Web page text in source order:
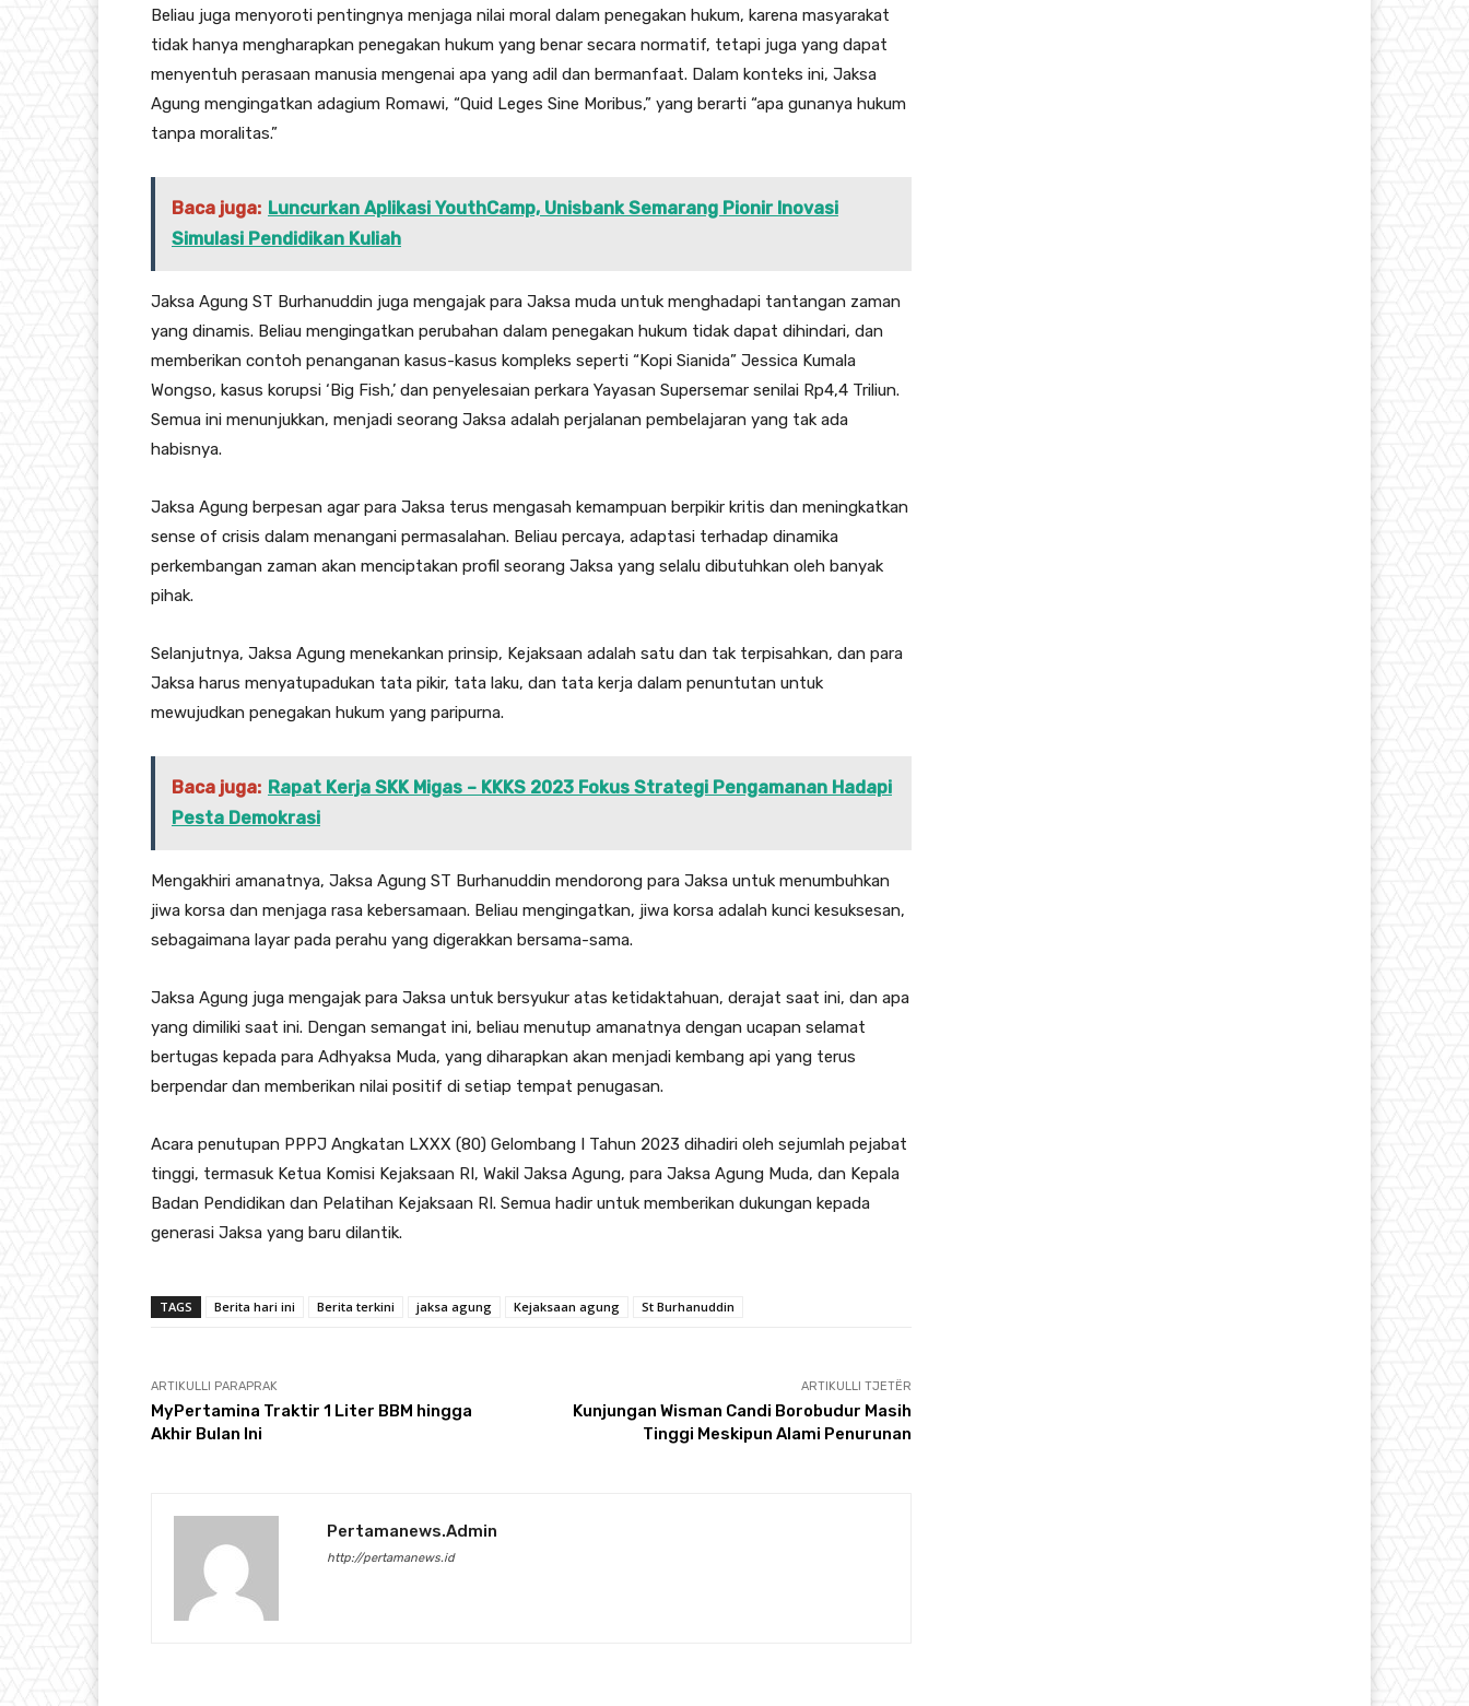
Beliau juga menyoroti pentingnya menjaga nilai moral dalam penegakan hukum, karena masyarakat
tidak hanya mengharapkan penegakan hukum yang benar secara normatif, tetapi juga yang dapat
menyentuh perasaan manusia mengenai apa yang adil dan bermanfaat. Dalam konteks ini, Jaksa
Agung mengingatkan adagium Romawi, “Quid Leges Sine Moribus,” yang berarti “apa gunanya hukum
tanpa moralitas.”
Baca juga: Luncurkan Aplikasi YouthCamp, Unisbank Semarang Pionir Inovasi
Simulasi Pendidikan Kuliah
Jaksa Agung ST Burhanuddin juga mengajak para Jaksa muda untuk menghadapi tantangan zaman
yang dinamis. Beliau mengingatkan perubahan dalam penegakan hukum tidak dapat dihindari, dan
memberikan contoh penanganan kasus-kasus kompleks seperti “Kopi Sianida” Jessica Kumala
Wongso, kasus korupsi ‘Big Fish,’ dan penyelesaian perkara Yayasan Supersemar senilai Rp4,4 Triliun.
Semua ini menunjukkan, menjadi seorang Jaksa adalah perjalanan pembelajaran yang tak ada
habisnya.
Jaksa Agung berpesan agar para Jaksa terus mengasah kemampuan berpikir kritis dan meningkatkan
sense of crisis dalam menangani permasalahan. Beliau percaya, adaptasi terhadap dinamika
perkembangan zaman akan menciptakan profil seorang Jaksa yang selalu dibutuhkan oleh banyak
pihak.
Selanjutnya, Jaksa Agung menekankan prinsip, Kejaksaan adalah satu dan tak terpisahkan, dan para
Jaksa harus menyatupadukan tata pikir, tata laku, dan tata kerja dalam penuntutan untuk
mewujudkan penegakan hukum yang paripurna.
Baca juga: Rapat Kerja SKK Migas – KKKS 2023 Fokus Strategi Pengamanan Hadapi
Pesta Demokrasi
Mengakhiri amanatnya, Jaksa Agung ST Burhanuddin mendorong para Jaksa untuk menumbuhkan
jiwa korsa dan menjaga rasa kebersamaan. Beliau mengingatkan, jiwa korsa adalah kunci kesuksesan,
sebagaimana layar pada perahu yang digerakkan bersama-sama.
Jaksa Agung juga mengajak para Jaksa untuk bersyukur atas ketidaktahuan, derajat saat ini, dan apa
yang dimiliki saat ini. Dengan semangat ini, beliau menutup amanatnya dengan ucapan selamat
bertugas kepada para Adhyaksa Muda, yang diharapkan akan menjadi kembang api yang terus
berpendar dan memberikan nilai positif di setiap tempat penugasan.
Acara penutupan PPPJ Angkatan LXXX (80) Gelombang I Tahun 2023 dihadiri oleh sejumlah pejabat
tinggi, termasuk Ketua Komisi Kejaksaan RI, Wakil Jaksa Agung, para Jaksa Agung Muda, dan Kepala
Badan Pendidikan dan Pelatihan Kejaksaan RI. Semua hadir untuk memberikan dukungan kepada
generasi Jaksa yang baru dilantik.
TAGS Berita hari ini Berita terkini jaksa agung Kejaksaan agung St Burhanuddin
ARTIKULLI PARAPRAK
MyPertamina Traktir 1 Liter BBM hingga
Akhir Bulan Ini
ARTIKULLI TJETËR
Kunjungan Wisman Candi Borobudur Masih
Tinggi Meskipun Alami Penurunan
Pertamanews.admin
http://pertamanews.id